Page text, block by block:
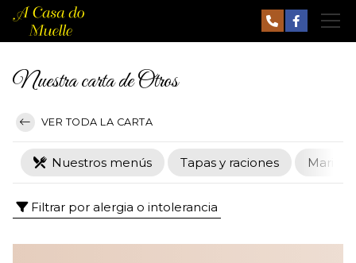
Nuestra carta de Otros
VER TODA LA CARTA
Nuestros menús Tapas y raciones
Filtrar por alergia o intolerancia